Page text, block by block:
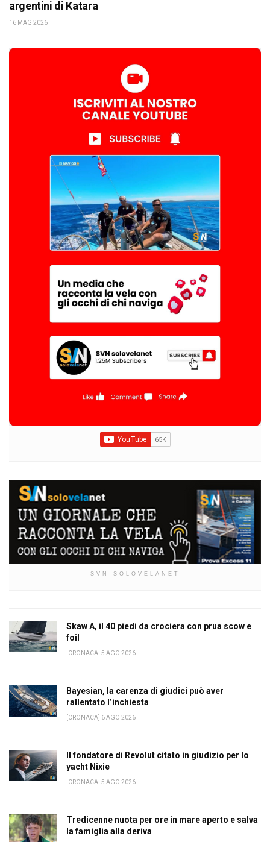
argentini di Katara
16 MAG 2026
SVN SOLOVELANET
Skaw A, il 40 piedi da crociera con prua scow e
foil
[CRONACA] 5 AGO 2026
Bayesian, la carenza di giudici può aver
rallentato l’inchiesta
[CRONACA] 6 AGO 2026
Il fondatore di Revolut citato in giudizio per lo
yacht Nixie
[CRONACA] 5 AGO 2026
Tredicenne nuota per ore in mare aperto e salva
la famiglia alla deriva